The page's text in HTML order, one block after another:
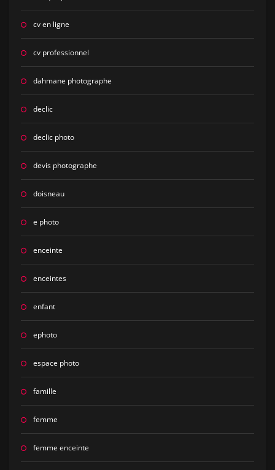
cv en ligne
cv professionnel
dahmane photographe
declic
declic photo
devis photographe
doisneau
e photo
enceinte
enceintes
enfant
ephoto
espace photo
famille
femme
femme enceinte